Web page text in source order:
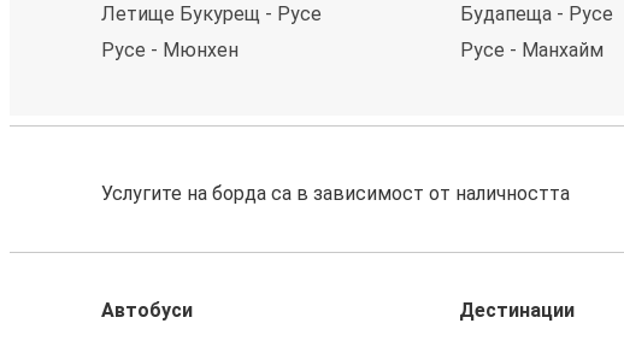
Летище Букурещ - Русе
Русе - Мюнхен
Будапеща - Русе
Русе - Манхайм
Услугите на борда са в зависимост от наличността
Автобуси Дестинации